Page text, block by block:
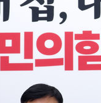
입 관측 배경엔 美의 대한
폭풍' 축구협회…초유의 압
올여름 최고치 경신…영등
, 대검 추가 압수수색…내란
회복…0.26% 오른
포인트(4.58%) 내린